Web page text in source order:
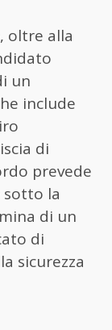
oltre alla
un
include
di
prevede
sotto la
di un
di
sicurezza